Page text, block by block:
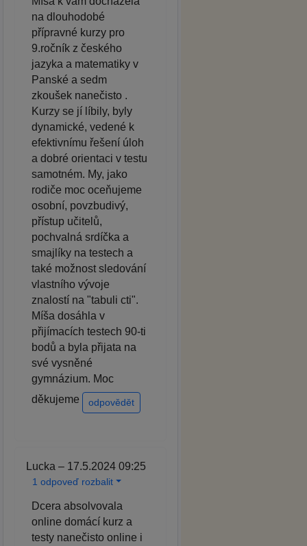
na dlouhodobé
přípravné kurzy pro
9.ročník z českého
jazyka a matematiky v
Panské a sedm
zkoušek nanečisto .
Kurzy se jí líbily, byly
dynamické, vedené k
efektivnímu řešení úloh
a dobré orientaci v testu
samotném. My, jako
rodiče moc oceňujeme
osobní, povzbudivý,
přístup učitelů,
pochvalná srdíčka a
smajlíky na testech a
také možnost sledování
vlastního vývoje
znalostí na "tabuli cti".
Míša dosáhla v
přijímacích testech 90-ti
bodů a byla přijata na
své vysněné
gymnázium. Moc
děkujeme
odpovědět
Lucka – 17.5.2024 09:25
1 odpoveď rozbalit
Dcera absolvovala
online domácí kurz a
testy nanečisto online i